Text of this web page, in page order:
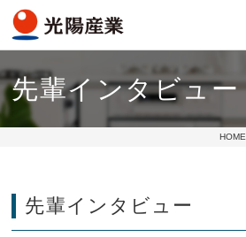
先輩インタビュー
HOME
先輩インタビュー